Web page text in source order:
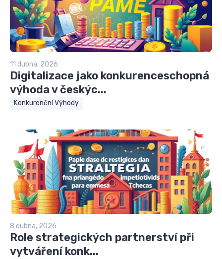
11 dubna, 2026
Digitalizace jako konkurenceschopná
výhoda v českýc...
Konkurenční Výhody
8 dubna, 2026
Role strategických partnerství při
vytváření konk...